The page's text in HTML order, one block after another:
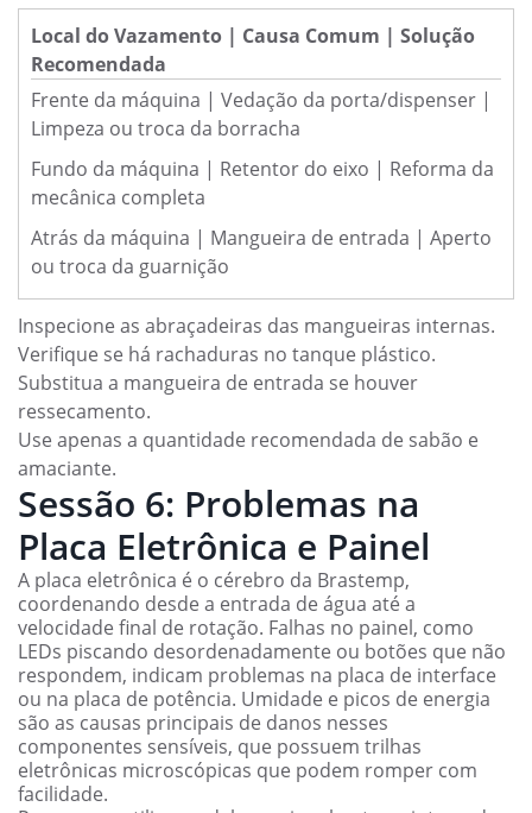
Local do Vazamento | Causa Comum | Solução
Recomendada
Frente da máquina | Vedação da porta/dispenser |
Limpeza ou troca da borracha
Fundo da máquina | Retentor do eixo | Reforma da
mecânica completa
Atrás da máquina | Mangueira de entrada | Aperto
ou troca da guarnição
Inspecione as abraçadeiras das mangueiras internas.
Verifique se há rachaduras no tanque plástico.
Substitua a mangueira de entrada se houver
ressecamento.
Use apenas a quantidade recomendada de sabão e
amaciante.
Sessão 6: Problemas na
Placa Eletrônica e Painel
A placa eletrônica é o cérebro da Brastemp,
coordenando desde a entrada de água até a
velocidade final de rotação. Falhas no painel, como
LEDs piscando desordenadamente ou botões que não
respondem, indicam problemas na placa de interface
ou na placa de potência. Umidade e picos de energia
são as causas principais de danos nesses
componentes sensíveis, que possuem trilhas
eletrônicas microscópicas que podem romper com
facilidade.